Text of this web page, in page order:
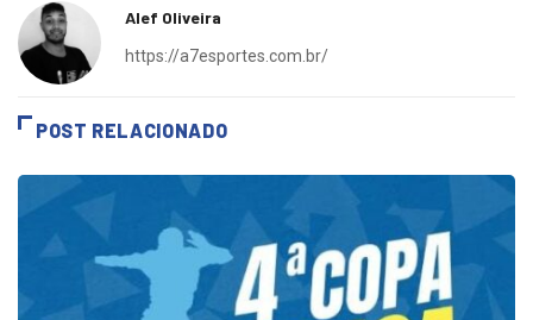
Alef Oliveira
https://a7esportes.com.br/
POST RELACIONADO